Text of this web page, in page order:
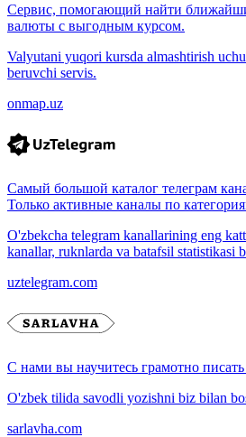
Сервис, помогающий найти
валюты с выгодным курсом.
Valyutani yuqori kursda almashtirish
beruvchi servis.
onmap.uz
Самый большой каталог телеграм
Только активные каналы по
O'zbekcha telegram kanallarining eng
kanallar, ruknlarda va batafsil statistikasi
uztelegram.com
С нами вы научитесь грамотно писать
O'zbek tilida savodli yozishni biz bilan
sarlavha.com